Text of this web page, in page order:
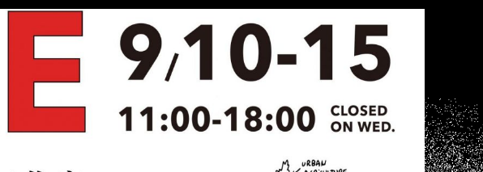
組織架構
公開資訊
認識執行長
交通與地圖
建築故事
導覽服務
所有影音
出版品